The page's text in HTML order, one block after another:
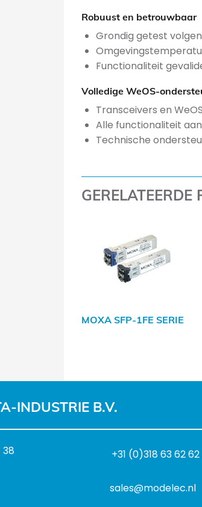
Robuust en betrouwbaar
Grondig getest
Functionaliteit
Volledige WeOS-
Transceivers en
Alle functionaliteit
Technische
GERELATEERDE
MOXA SFP-1FE SERIE
INDUSTRIE B.V.
+31 (0)318 63 62 62
sales@modelec.nl